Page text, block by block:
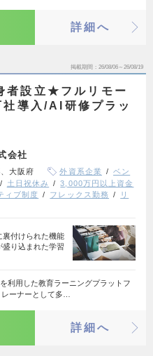
詳細へ
掲載期間 26/08/06～26/08/19
設立★フルリモー
導入/AI研修プラッ
会社
大阪府 外資系企業
ベン
土日祝休み
3,000万円以上資金
ィブ制度 フレックス勤務
リ
裏付けられた機能
盛り込まれた学習
利用した教育ラーニングプラットフ
ーナーとして多…
詳細へ